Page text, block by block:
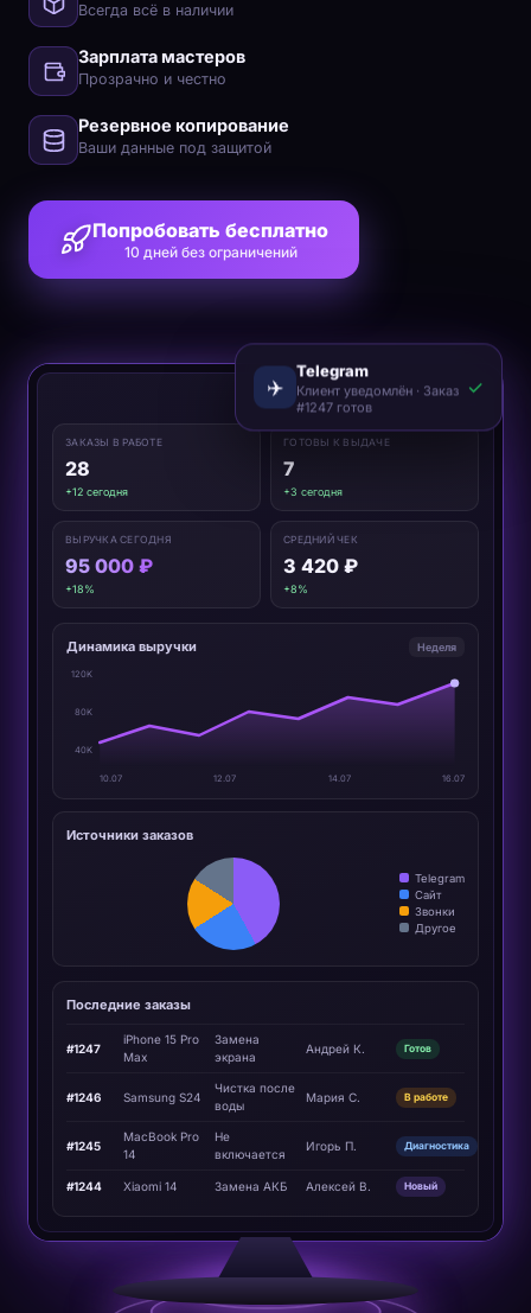
Всегда всё в наличии
Зарплата мастеров
Прозрачно и честно
Резервное копирование
Ваши данные под защитой
Попробовать бесплатно
10 дней без ограничений
🔔 👤
ЗАКАЗЫ В РАБОТЕ
28
+12 сегодня
ГОТОВЫ К ВЫДАЧЕ
7
+3 сегодня
ВЫРУЧКА СЕГОДНЯ
95 000 ₽
+18%
СРЕДНИЙ ЧЕК
3 420 ₽
+8%
Динамика выручки Неделя
120K
80K
40K
10.07 12.07 14.07 16.07
Источники заказов
Telegram
Сайт
Звонки
Другое
Последние заказы
#1247
iPhone 15 Pro
Max
Замена
экрана
Андрей К. Готов
#1246 Samsung S24
Чистка после
воды
Мария С. В работе
#1245
MacBook Pro
14
Не
включается
Игорь П. Диагностика
#1244 Xiaomi 14 Замена АКБ Алексей В. Новый
✈️
Telegram
Клиент уведомлён · Заказ
#1247 готов
✓